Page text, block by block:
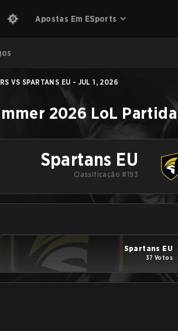
Apostas Em ESports
VS SPARTANS EU - JUL 1, 2026
2026 LoL Partida
Spartans EU
Classificação #193
Spartans EU
37 Votos